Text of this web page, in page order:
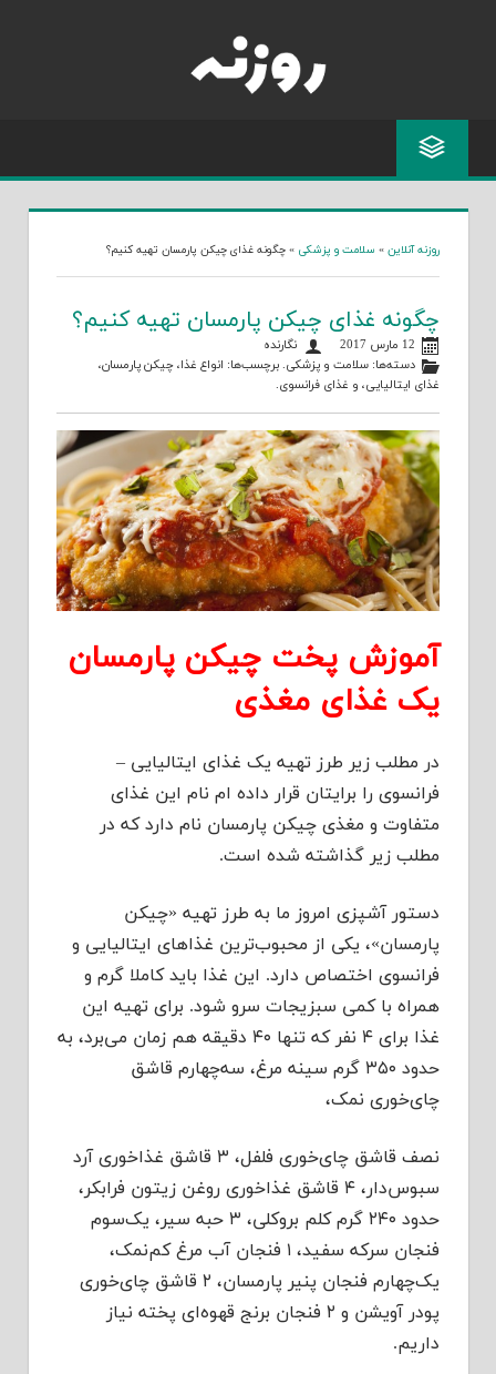
روزنه آنلاین » سلامت و پزشکی » چگونه غذای چیکن پارمسان تهیه کنیم؟
چگونه غذای چیکن پارمسان تهیه کنیم؟
12 مارس 2017
نگارنده
دسته‌ها:سلامت و پزشکی. برچسب‌ها: انواع غذا،چیکن پارمسان،
غذای ایتالیایی، و غذای فرانسوی.
آموزش پخت چیکن پارمسان
یک غذای مغذی
در مطلب زیر طرز تهیه یک غذای ایتالیایی –
فرانسوی را برایتان قرار داده ام نام این غذای
متفاوت و مغذی چیکن پارمسان نام دارد که در
مطلب زیر گذاشته شده است.
دستور آشپزی امروز ما به طرز تهیه «چیکن
پارمسان»، یکی از محبوب‌ترین غذاهای ایتالیایی و
فرانسوی اختصاص دارد. این غذا باید کاملا گرم و
همراه با کمی سبزیجات سرو شود. برای تهیه این
غذا برای ۴ نفر که تنها ۴۰ دقیقه هم زمان می‌برد، به
حدود ۳۵۰ گرم سینه مرغ، سه‌چهارم قاشق
چای‌خوری نمک،
نصف قاشق چای‌خوری فلفل، ۳ قاشق غذاخوری آرد
سبوس‌دار، ۴ قاشق غذاخوری روغن زیتون فرابکر،
حدود ۲۴۰ گرم کلم بروکلی، ۳ حبه سیر، یک‌سوم
فنجان سرکه سفید، ۱ فنجان آب مرغ کم‌نمک،
یک‌چهارم فنجان پنیر پارمسان، ۲ قاشق چای‌خوری
پودر آویشن و ۲ فنجان برنج قهوه‌ای پخته نیاز
داریم.